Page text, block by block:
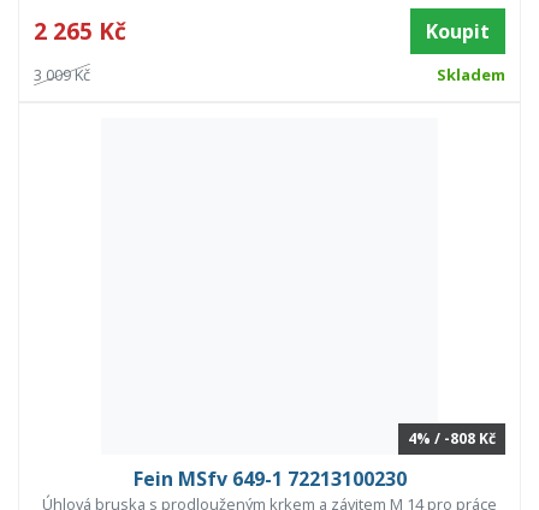
2 265 Kč Koupit
3 009 Kč Skladem
4% / -808 Kč
Fein MSfv 649-1 72213100230
Úhlová bruska s prodlouženým krkem a závitem M 14 pro práce